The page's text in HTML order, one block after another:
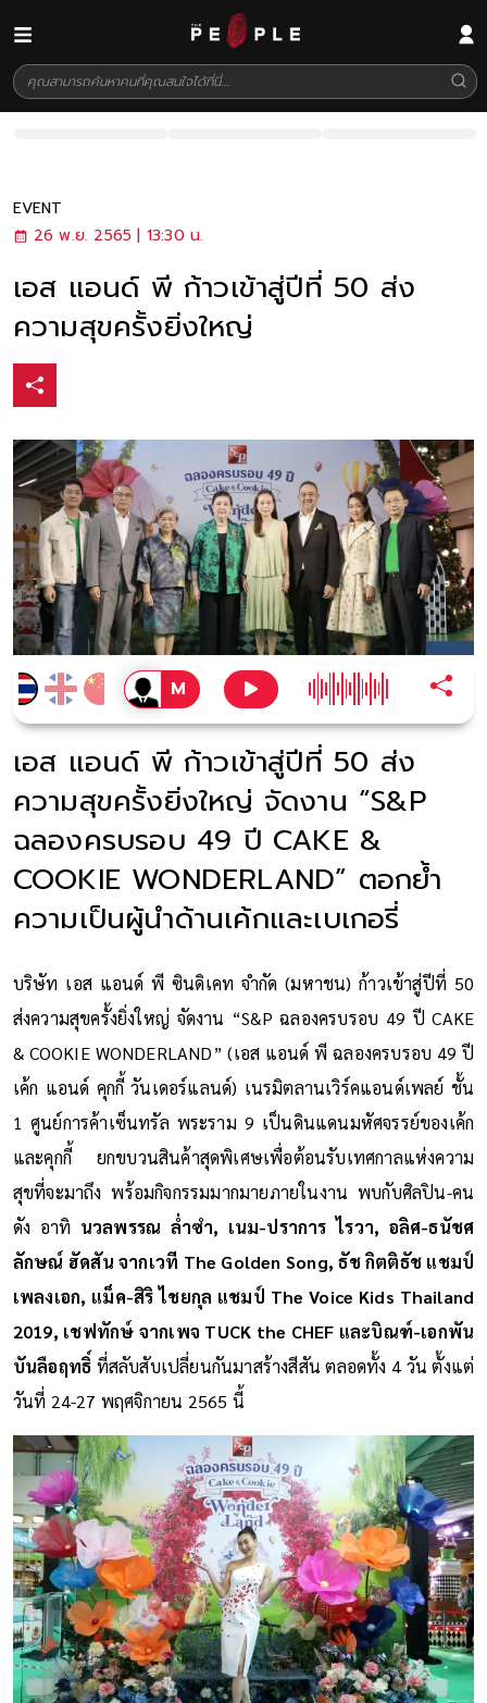
EVENT
26 พ.ย. 2565 | 13:30 น.
เอส แอนด์ พี ก้าวเข้าสู่ปีที่ 50 ส่ง
ความสุขครั้งยิ่งใหญ่
เอส แอนด์ พี ก้าวเข้าสู่ปีที่ 50 ส่ง
ความสุขครั้งยิ่งใหญ่ จัดงาน “S&P
ฉลองครบรอบ 49 ปี CAKE &
COOKIE WONDERLAND” ตอกย้ำ
ความเป็นผู้นำด้านเค้กและเบเกอรี่
บริษัท เอส แอนด์ พี ซินดิเคท จำกัด (มหาชน) ก้าวเข้าสู่ปีที่ 50
ส่งความสุขครั้งยิ่งใหญ่ จัดงาน “S&P ฉลองครบรอบ 49 ปี CAKE
& COOKIE WONDERLAND” (เอส แอนด์ พี ฉลองครบรอบ 49 ปี
เค้ก แอนด์ คุกกี้ วันเดอร์แลนด์) เนรมิตลานเวิร์คแอนด์เพลย์ ชั้น
1 ศูนย์การค้าเซ็นทรัล พระราม 9 เป็นดินแดนมหัศจรรย์ของเค้ก
และคุกกี้ ยกขบวนสินค้าสุดพิเศษเพื่อต้อนรับเทศกาลแห่งความ
สุขที่จะมาถึง พร้อมกิจกรรมมากมายภายในงาน พบกับศิลปิน-คน
ดัง อาทิ นวลพรรณ ล่ำซำ, เนม-ปราการ ไรวา, อลิศ-ธนัชศ
ลักษณ์ ฮัดสัน จากเวที The Golden Song, ธัช กิตติธัช แชมป์
เพลงเอก, แม็ค-สิริ ไชยกุล แชมป์ The Voice Kids Thailand
2019, เชฟทักษ์ จากเพจ TUCK the CHEF และบิณฑ์-เอกพัน
บันลือฤทธิ์ ที่สลับสับเปลี่ยนกันมาสร้างสีสัน ตลอดทั้ง 4 วัน ตั้งแต่
วันที่ 24-27 พฤศจิกายน 2565 นี้